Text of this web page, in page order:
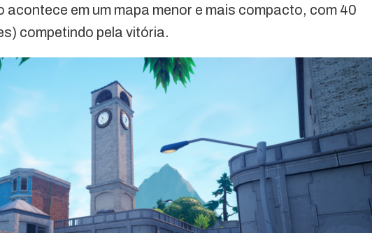
acontece em um mapa menor e mais compacto, com 40
competindo pela vitória.